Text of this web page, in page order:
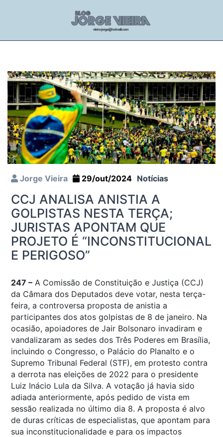
Jorge Vieira 29/out/2024 Notícias
CCJ ANALISA ANISTIA A
GOLPISTAS NESTA TERÇA;
JURISTAS APONTAM QUE
PROJETO É “INCONSTITUCIONAL
E PERIGOSO”
247 – A Comissão de Constituição e Justiça (CCJ)
da Câmara dos Deputados deve votar, nesta terça-
feira, a controversa proposta de anistia a
participantes dos atos golpistas de 8 de janeiro. Na
ocasião, apoiadores de Jair Bolsonaro invadiram e
vandalizaram as sedes dos Três Poderes em Brasília,
incluindo o Congresso, o Palácio do Planalto e o
Supremo Tribunal Federal (STF), em protesto contra
a derrota nas eleições de 2022 para o presidente
Luiz Inácio Lula da Silva. A votação já havia sido
adiada anteriormente, após pedido de vista em
sessão realizada no último dia 8. A proposta é alvo
de duras críticas de especialistas, que apontam para
sua inconstitucionalidade e para os impactos